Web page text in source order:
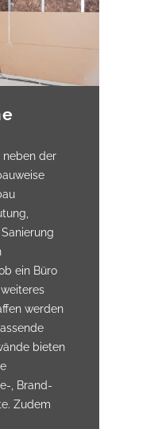
neben der
ein Büro
werden
bieten
, Brand-
Zudem